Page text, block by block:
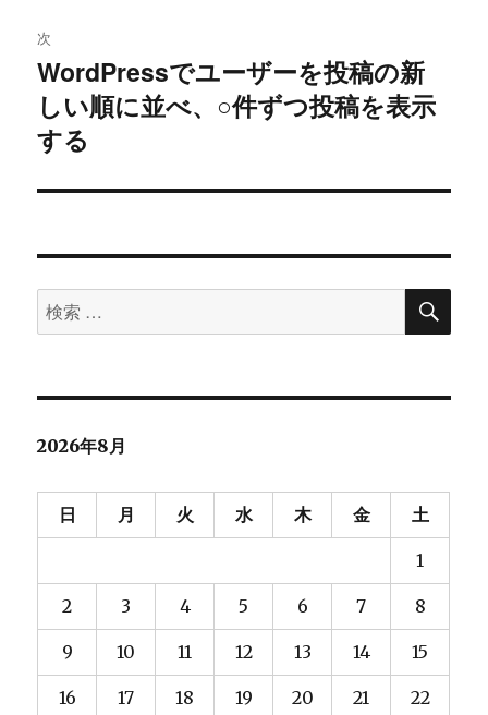
ゲ
ー
シ
稿:
次
次
の
投
稿:
WordPressでユーザーを投稿の新
しい順に並べ、○件ずつ投稿を表示
する
検
索
象:
検
2026年8月
日 月 火 水 木 金 土
1
2 3 4 5 6 7 8
9 10 11 12 13 14 15
16 17 18 19 20 21 22